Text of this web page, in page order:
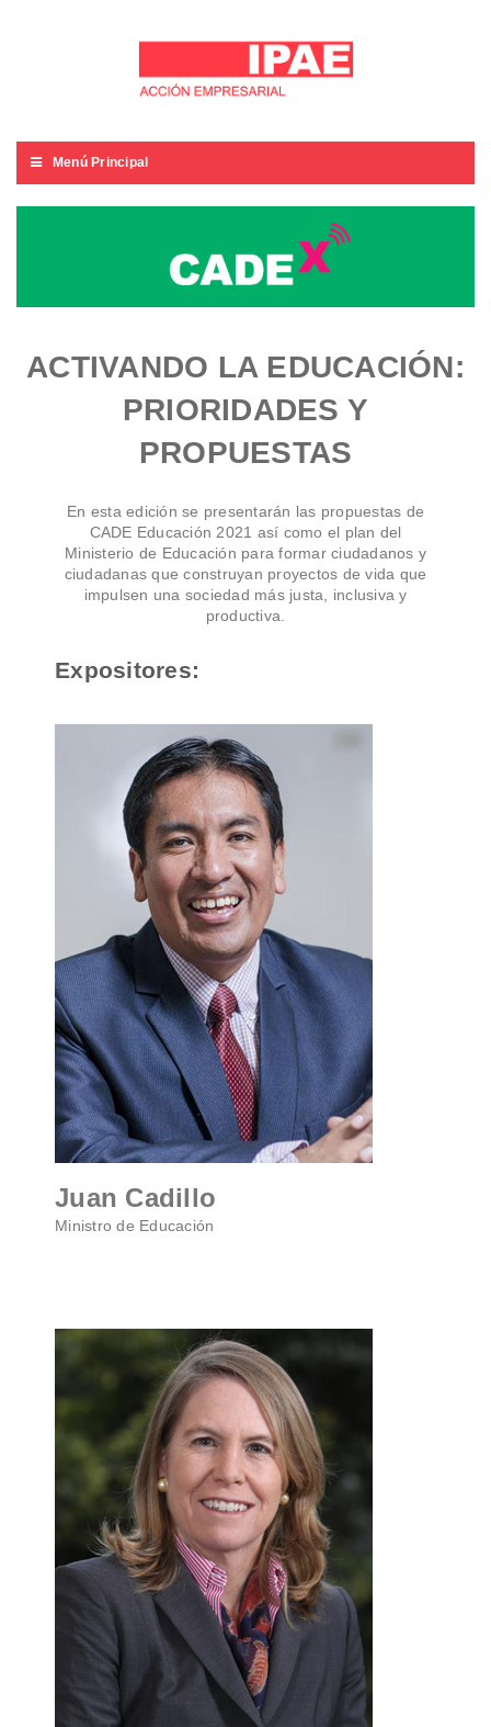
Menú Principal
ACTIVANDO LA EDUCACIÓN:
PRIORIDADES Y
PROPUESTAS
En esta edición se presentarán las propuestas de
CADE Educación 2021 así como el plan del
Ministerio de Educación para formar ciudadanos y
ciudadanas que construyan proyectos de vida que
impulsen una sociedad más justa, inclusiva y
productiva.
Expositores:
Juan Cadillo
Ministro de Educación